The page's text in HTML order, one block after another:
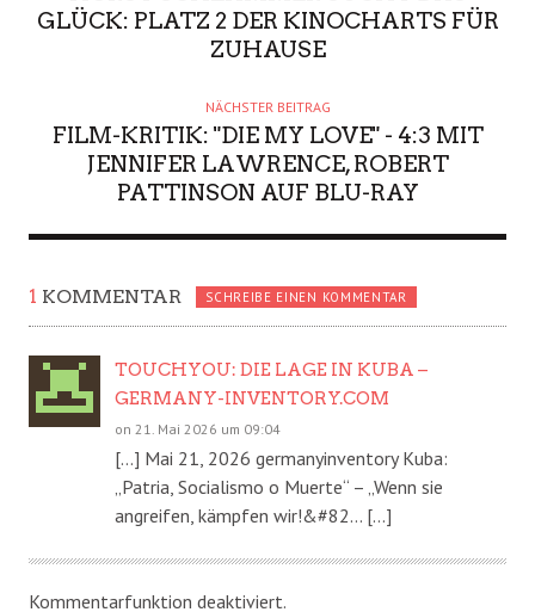
GLÜCK: PLATZ 2 DER KINOCHARTS FÜR
ZUHAUSE
NÄCHSTER BEITRAG
FILM-KRITIK: "DIE MY LOVE" - 4:3 MIT
JENNIFER LAWRENCE, ROBERT
PATTINSON AUF BLU-RAY
1 KOMMENTAR SCHREIBE EINEN KOMMENTAR
TOUCHYOU: DIE LAGE IN KUBA –
GERMANY-INVENTORY.COM
on 21. Mai 2026 um 09:04
[…] Mai 21, 2026 germanyinventory Kuba:
„Patria, Socialismo o Muerte“ – „Wenn sie
angreifen, kämpfen wir!&#82… […]
Kommentarfunktion deaktiviert.